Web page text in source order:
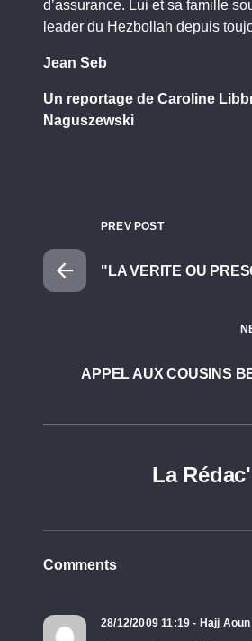
d’assurance. Lui et sa famille
leader du Hezbollah depuis
Jean Seb
Un reportage de Caroline
Naguszewski
PREV POST
"LA VERITE OU
APPEL AUX COUSINS
La Rédac'
Comments
28/12/2009 11:19 - Hajj Aoun